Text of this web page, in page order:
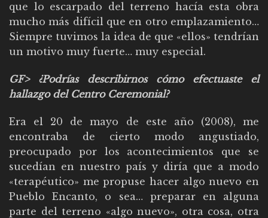
que lo escarpado del terreno hacía esta obra
mucho más difícil que en otro emplazamiento…
Siempre tuvimos la idea de que «ellos» tendrían
un motivo muy fuerte… muy especial.
GF> ¿Podrías describirnos cómo efectuaste el
hallazgo del Centro Ceremonial?
Era el 20 de mayo de este año (2008), me
encontraba de cierto modo angustiado,
preocupado por los acontecimientos que se
sucedían en nuestro país y diría que a modo
«terapéutico» me propuse hacer algo nuevo en
Pueblo Encanto, o sea… preparar en alguna
parte del terreno «algo nuevo», otra cosa, otra